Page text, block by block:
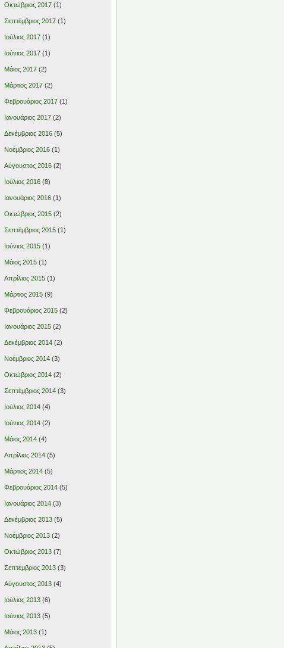
Οκτώβριος 2017(1)
Σεπτέμβριος 2017(1)
Ιούλιος 2017(1)
Ιούνιος 2017(1)
Μάιος 2017(2)
Μάρτιος 2017(2)
Φεβρουάριος 2017(1)
Ιανουάριος 2017(2)
Δεκέμβριος 2016(5)
Νοέμβριος 2016(1)
Αύγουστος 2016(2)
Ιούλιος 2016(8)
Ιανουάριος 2016(1)
Οκτώβριος 2015(2)
Σεπτέμβριος 2015(1)
Ιούνιος 2015(1)
Μάιος 2015(1)
Απρίλιος 2015(1)
Μάρτιος 2015(9)
Φεβρουάριος 2015(2)
Ιανουάριος 2015(2)
Δεκέμβριος 2014(2)
Νοέμβριος 2014(3)
Οκτώβριος 2014(2)
Σεπτέμβριος 2014(3)
Ιούλιος 2014(4)
Ιούνιος 2014(2)
Μάιος 2014(4)
Απρίλιος 2014(5)
Μάρτιος 2014(5)
Φεβρουάριος 2014(5)
Ιανουάριος 2014(3)
Δεκέμβριος 2013(5)
Νοέμβριος 2013(2)
Οκτώβριος 2013(7)
Σεπτέμβριος 2013(3)
Αύγουστος 2013(4)
Ιούλιος 2013(6)
Ιούνιος 2013(5)
Μάιος 2013(1)